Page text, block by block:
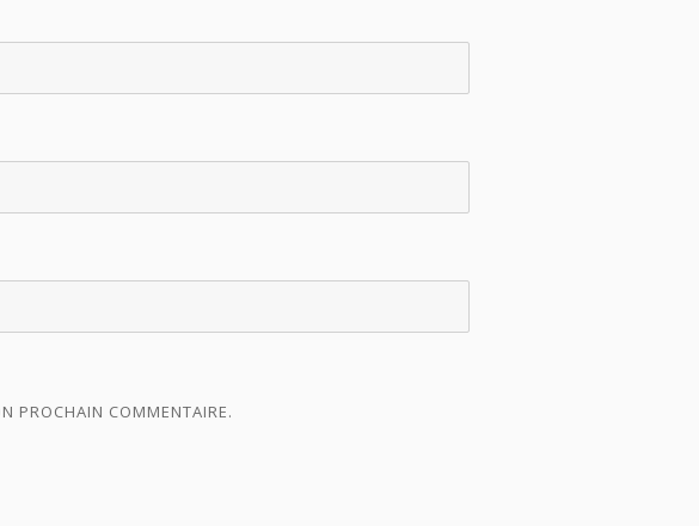
PROCHAIN COMMENTAIRE.